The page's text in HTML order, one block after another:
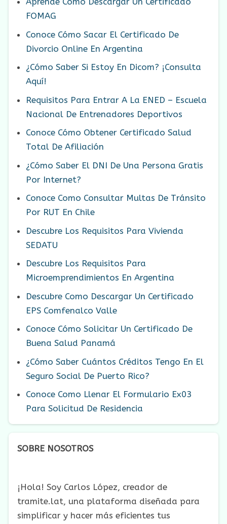
FOMAG
Conoce Cómo Sacar El Certificado De
Divorcio Online En Argentina
¿Cómo Saber Si Estoy En Dicom? ¡Consulta
Aquí!
Requisitos Para Entrar A La ENED – Escuela
Nacional De Entrenadores Deportivos
Conoce Cómo Obtener Certificado Salud
Total De Afiliación
¿Cómo Saber El DNI De Una Persona Gratis
Por Internet?
Conoce Como Consultar Multas De Tránsito
Por RUT En Chile
Descubre Los Requisitos Para Vivienda
SEDATU
Descubre Los Requisitos Para
Microemprendimientos En Argentina
Descubre Como Descargar Un Certificado
EPS Comfenalco Valle
Conoce Cómo Solicitar Un Certificado De
Buena Salud Panamá
¿Cómo Saber Cuántos Créditos Tengo En El
Seguro Social De Puerto Rico?
Conoce Como Llenar El Formulario Ex03
Para Solicitud De Residencia
SOBRE NOSOTROS
¡Hola! Soy Carlos López, creador de
tramite.lat, una plataforma diseñada para
simplificar y hacer más eficientes tus